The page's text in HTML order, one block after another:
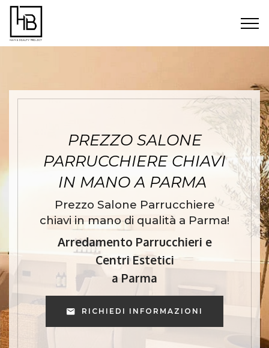
PREZZO SALONE
PARRUCCHIERE CHIAVI
IN MANO A PARMA
Prezzo Salone Parrucchiere
chiavi in mano di qualità a Parma!
Arredamento Parrucchieri e
Centri Estetici
a Parma
RICHIEDI INFORMAZIONI